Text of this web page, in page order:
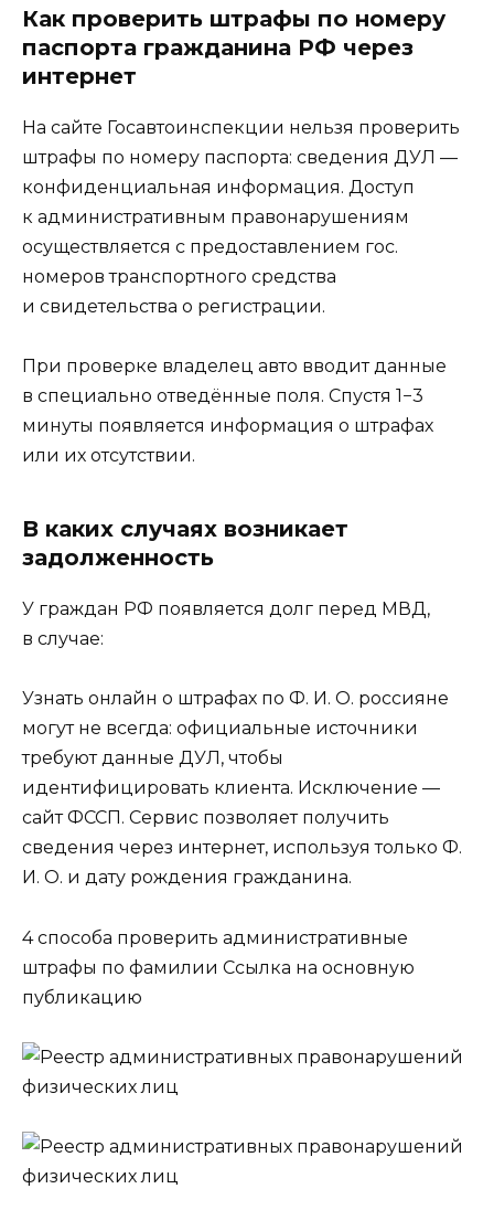
Как проверить штрафы по номеру
паспорта гражданина РФ через
интернет
На сайте Госавтоинспекции нельзя проверить
штрафы по номеру паспорта: сведения ДУЛ —
конфиденциальная информация. Доступ
к административным правонарушениям
осуществляется с предоставлением гос.
номеров транспортного средства
и свидетельства о регистрации.
При проверке владелец авто вводит данные
в специально отведённые поля. Спустя 1−3
минуты появляется информация о штрафах
или их отсутствии.
В каких случаях возникает
задолженность
У граждан РФ появляется долг перед МВД,
в случае:
Узнать онлайн о штрафах по Ф. И. О. россияне
могут не всегда: официальные источники
требуют данные ДУЛ, чтобы
идентифицировать клиента. Исключение —
сайт ФССП. Сервис позволяет получить
сведения через интернет, используя только Ф.
И. О. и дату рождения гражданина.
4 способа проверить административные
штрафы по фамилии Ссылка на основную
публикацию